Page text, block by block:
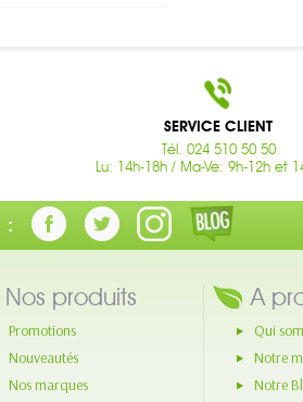
SERVICE CLIENT
Tél. 024 510 50 50
Lu: 14h-18h / Ma-Ve: 9h-12h et
:
Nos produits
Promotions
Nouveautés
Nos marques
A
Qui
Notre
Notre